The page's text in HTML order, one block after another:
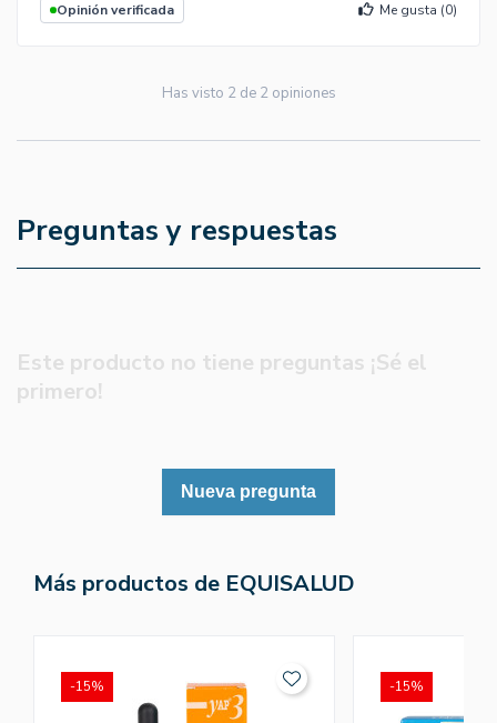
Opinión verificada Me gusta (0)
Has visto 2de 2opiniones
Preguntas y respuestas
Este producto no tiene preguntas ¡Sé el
primero!
Nueva pregunta
Más productos de EQUISALUD
-15% -15%